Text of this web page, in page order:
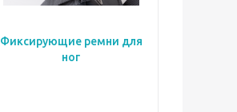
Фиксирующие ремни для
ног